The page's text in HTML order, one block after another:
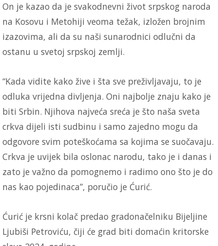
On je kazao da je svakodnevni život srpskog naroda
na Kosovu i Metohiji veoma težak, izložen brojnim
izazovima, ali da su naši sunarodnici odlučni da
ostanu u svetoj srpskoj zemlji.
“Kada vidite kako žive i šta sve preživljavaju, to je
odluka vrijedna divljenja. Oni najbolje znaju kako je
biti Srbin. Njihova najveća sreća je što naša sveta
crkva dijeli isti sudbinu i samo zajedno mogu da
odgovore svim poteškoćama sa kojima se suočavaju.
Crkva je uvijek bila oslonac narodu, tako je i danas i
zato je važno da pomognemo i radimo ono što je do
nas kao pojedinaca”, poručio je Ćurić.
Ćurić je krsni kolač predao gradonačelniku Bijeljine
Ljubiši Petroviću, čiji će grad biti domaćin kritorske